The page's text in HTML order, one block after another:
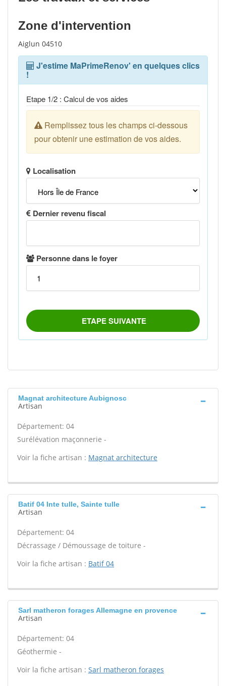
Zone d'intervention
Aiglun 04510
Magnat architecture Aubignosc
Artisan
Département: 04
Surélévation maçonnerie -
Voir la fiche artisan : Magnat architecture
Batif 04 Inte tulle, Sainte tulle
Artisan
Département: 04
Décrassage / Démoussage de toiture -
Voir la fiche artisan : Batif 04
Sarl matheron forages Allemagne en provence
Artisan
Département: 04
Géothermie -
Voir la fiche artisan : Sarl matheron forages